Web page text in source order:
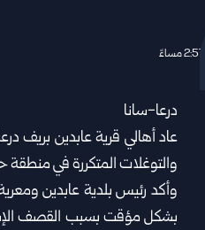
درعا-سانا
عاد أهالي قرية عابدين بريف
والتوغلات المتكررة في
وأكد رئيس بلدية عابدين
بشكل مؤقت بسبب القصف